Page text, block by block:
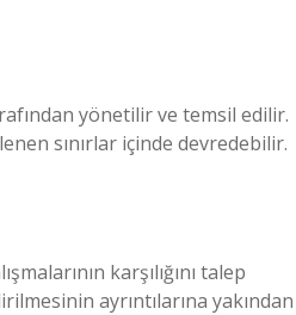
yönetilir ve temsil edilir.
sınırlar içinde devredebilir.
karşılığını talep
ayrıntılarına yakından